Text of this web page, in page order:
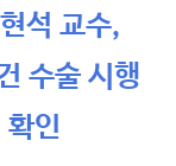
석 교수,
수술 시행
확인